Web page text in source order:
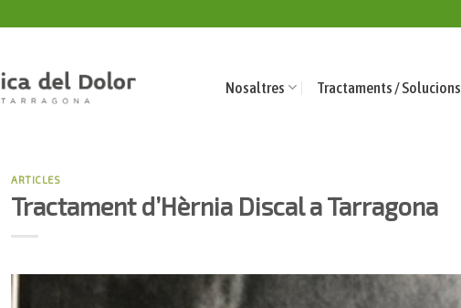
Nosaltres Tractaments / Solucions
ARTICLES
Tractament d’Hèrnia Discal a Tarragona